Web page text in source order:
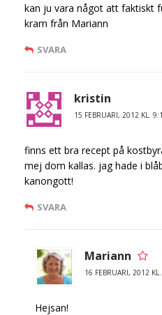
kan ju vara något att faktiskt
kram från Mariann
SVARA
kristin
15 FEBRUARI, 2012 KL.
finns ett bra recept på
mej dom kallas. jag hade i
kanongott!
SVARA
Mariann
16 FEBRUARI, 2012
Hejsan!